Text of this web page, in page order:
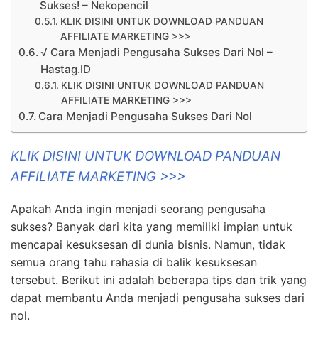
Sukses! – Nekopencil
KLIK DISINI UNTUK DOWNLOAD PANDUAN
AFFILIATE MARKETING >>>
√ Cara Menjadi Pengusaha Sukses Dari Nol –
Hastag.ID
KLIK DISINI UNTUK DOWNLOAD PANDUAN
AFFILIATE MARKETING >>>
Cara Menjadi Pengusaha Sukses Dari Nol
KLIK DISINI UNTUK DOWNLOAD PANDUAN
AFFILIATE MARKETING >>>
Apakah Anda ingin menjadi seorang pengusaha
sukses? Banyak dari kita yang memiliki impian untuk
mencapai kesuksesan di dunia bisnis. Namun, tidak
semua orang tahu rahasia di balik kesuksesan
tersebut. Berikut ini adalah beberapa tips dan trik yang
dapat membantu Anda menjadi pengusaha sukses dari
nol.